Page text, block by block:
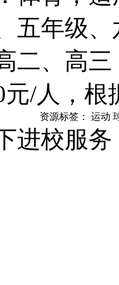
五年级
二、高
元/人，根
资源标签： 运动
进校服务